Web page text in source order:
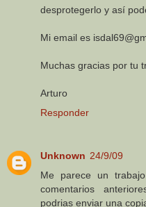
desprotegerlo y así
Mi email es
Muchas gracias por tu
Arturo
Responder
Unknown 24/9/09
Me parece un
comentarios
podrias enviar una